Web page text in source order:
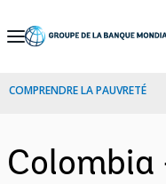
Skip
Navigation
COMPRENDRE LA PAUVRETÉ
Colombia